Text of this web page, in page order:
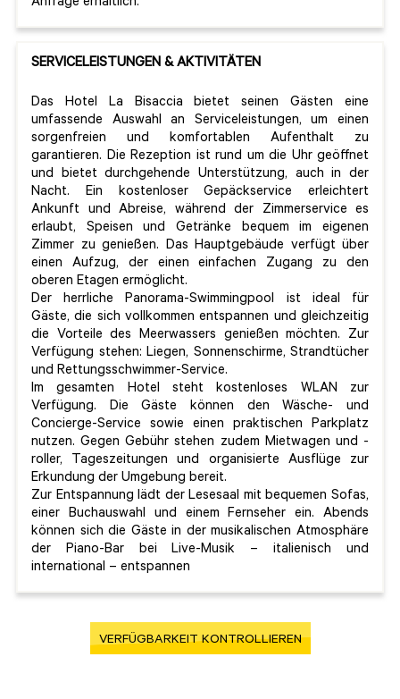
SERVICELEISTUNGEN & AKTIVITÄTEN
Das Hotel La Bisaccia bietet seinen Gästen eine
umfassende Auswahl an Serviceleistungen, um einen
sorgenfreien und komfortablen Aufenthalt zu
garantieren. Die Rezeption ist rund um die Uhr geöffnet
und bietet durchgehende Unterstützung, auch in der
Nacht. Ein kostenloser Gepäckservice erleichtert
Ankunft und Abreise, während der Zimmerservice es
erlaubt, Speisen und Getränke bequem im eigenen
Zimmer zu genießen. Das Hauptgebäude verfügt über
einen Aufzug, der einen einfachen Zugang zu den
oberen Etagen ermöglicht.
Der herrliche Panorama-Swimmingpool ist ideal für
Gäste, die sich vollkommen entspannen und gleichzeitig
die Vorteile des Meerwassers genießen möchten. Zur
Verfügung stehen: Liegen, Sonnenschirme, Strandtücher
und Rettungsschwimmer-Service.
Im gesamten Hotel steht kostenloses WLAN zur
Verfügung. Die Gäste können den Wäsche- und
Concierge-Service sowie einen praktischen Parkplatz
nutzen. Gegen Gebühr stehen zudem Mietwagen und -
roller, Tageszeitungen und organisierte Ausflüge zur
Erkundung der Umgebung bereit.
Zur Entspannung lädt der Lesesaal mit bequemen Sofas,
einer Buchauswahl und einem Fernseher ein. Abends
können sich die Gäste in der musikalischen Atmosphäre
der Piano-Bar bei Live-Musik – italienisch und
international – entspannen
VERFÜGBARKEIT KONTROLLIEREN